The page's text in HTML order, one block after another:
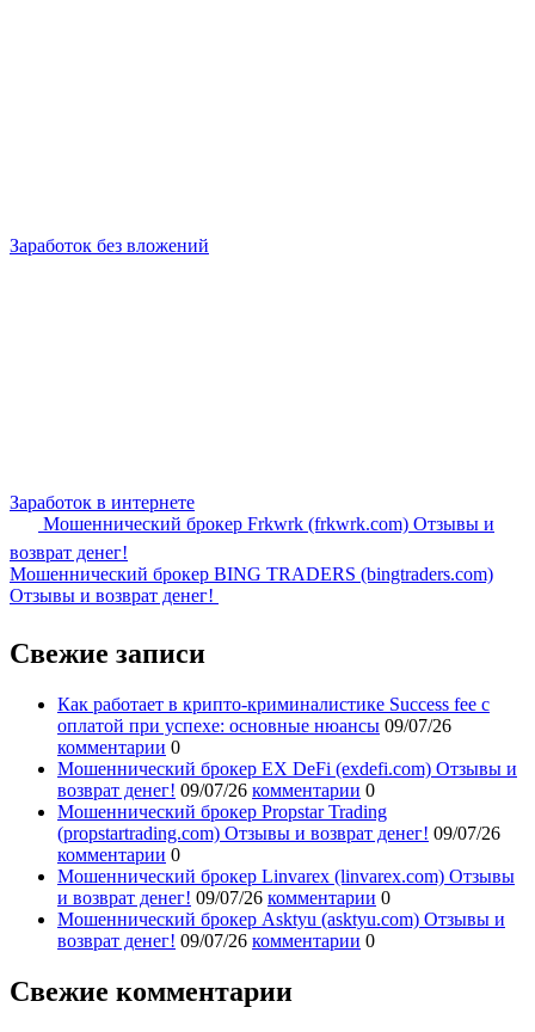
Заработок без вложений
Заработок в интернете
Мошеннический брокер Frkwrk (frkwrk.com) Отзывы и
возврат денег!
Мошеннический брокер BING TRADERS (bingtraders.com)
Отзывы и возврат денег!
Свежие записи
Как работает в крипто-криминалистике Success fee с
оплатой при успехе: основные нюансы 09/07/26
комментарии 0
Мошеннический брокер EX DeFi (exdefi.com) Отзывы и
возврат денег! 09/07/26 комментарии 0
Мошеннический брокер Propstar Trading
(propstartrading.com) Отзывы и возврат денег! 09/07/26
комментарии 0
Мошеннический брокер Linvarex (linvarex.com) Отзывы
и возврат денег! 09/07/26 комментарии 0
Мошеннический брокер Asktyu (asktyu.com) Отзывы и
возврат денег! 09/07/26 комментарии 0
Свежие комментарии